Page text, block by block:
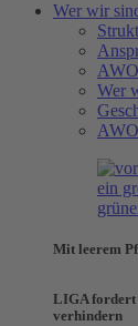
Wer wir
Wer
Mit leerem
LIGA fordert
verhindern